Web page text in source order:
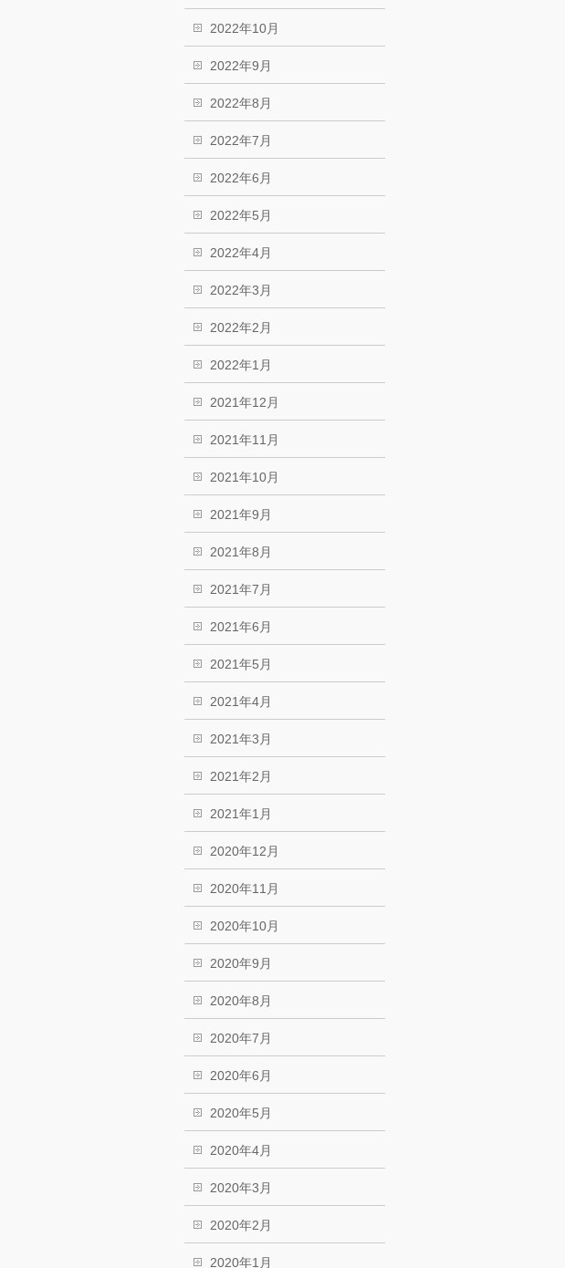
2022年10月
2022年9月
2022年8月
2022年7月
2022年6月
2022年5月
2022年4月
2022年3月
2022年2月
2022年1月
2021年12月
2021年11月
2021年10月
2021年9月
2021年8月
2021年7月
2021年6月
2021年5月
2021年4月
2021年3月
2021年2月
2021年1月
2020年12月
2020年11月
2020年10月
2020年9月
2020年8月
2020年7月
2020年6月
2020年5月
2020年4月
2020年3月
2020年2月
2020年1月